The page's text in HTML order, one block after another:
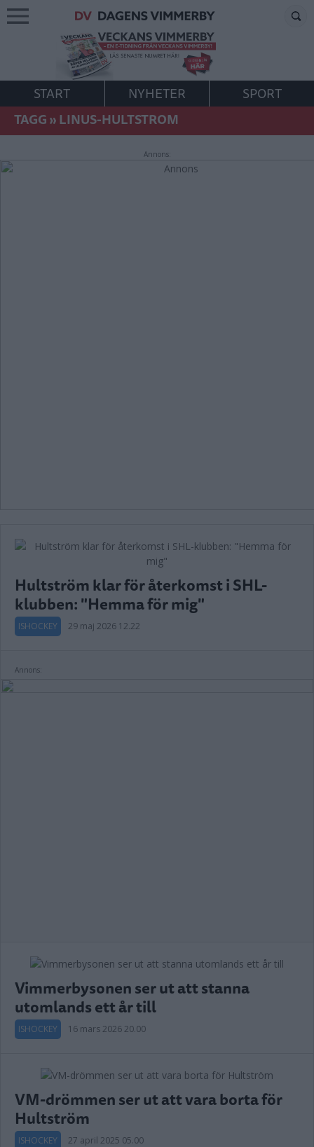
START NYHETER
SPORT
TAGG»LINUS-HULTSTROM
Annons:
Hultström klar för återkomst i SHL-
klubben: "Hemma för mig"
ISHOCKEY 29 maj 2026 12.22
Annons:
Vimmerbysonen ser ut att stanna
utomlands ett år till
ISHOCKEY 16 mars 2026 20.00
VM-drömmen ser ut att vara borta för
Hultström
ISHOCKEY 27 april 2025 05.00